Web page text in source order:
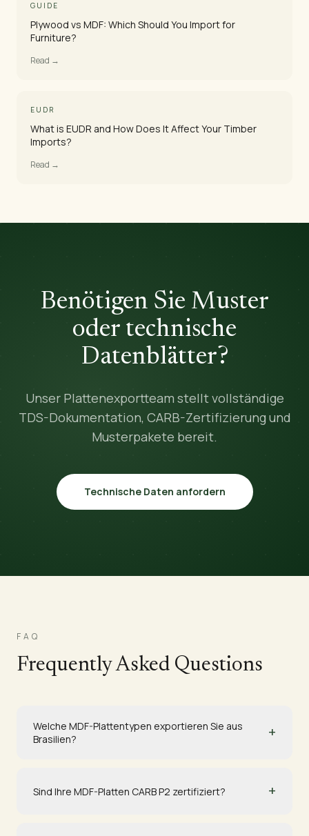
GUIDE
Plywood vs MDF: Which Should You Import for
Furniture?
Read →
EUDR
What is EUDR and How Does It Affect Your Timber
Imports?
Read →
Benötigen Sie Muster
oder technische
Datenblätter?
Unser Plattenexportteam stellt vollständige
TDS-Dokumentation, CARB-Zertifizierung und
Musterpakete bereit.
Technische Daten anfordern
FAQ
Frequently Asked Questions
Welche MDF-Plattentypen exportieren Sie aus
Brasilien?
+
Sind Ihre MDF-Platten CARB P2 zertifiziert? +